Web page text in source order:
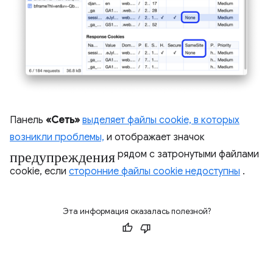
Панель «Сеть» выделяет файлы cookie, в которых
возникли проблемы, и отображает значок
предупреждения рядом с затронутыми файлами
cookie, если сторонние файлы cookie недоступны .
Эта информация оказалась полезной?